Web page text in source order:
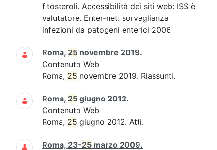
fitosteroli. Accessibilità dei siti web: ISS è
valutatore. Enter-net: sorveglianza
infezioni da patogeni enterici 2006
Roma, 25 novembre 2019.
Contenuto Web
Roma, 25 novembre 2019. Riassunti.
Roma, 25 giugno 2012.
Contenuto Web
Roma, 25 giugno 2012. Atti.
Roma, 23-25 marzo 2009.